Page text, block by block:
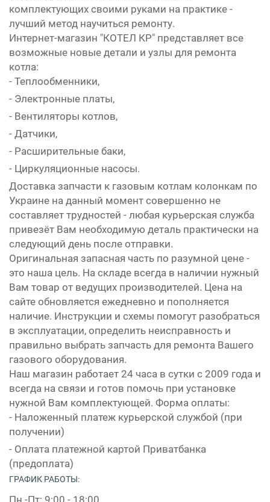
комплектующих своими руками на практике -
лучший метод научиться ремонту.
Интернет-магазин "КОТЕЛ КР" представляет все
возможные новые детали и узлы для ремонта
котла:
- Теплообменники,
- Электронные платы,
- Вентиляторы котлов,
- Датчики,
- Расширительные баки,
- Циркуляционные насосы.
Доставка запчасти к газовым котлам колонкам по
Украине на данный момент совершенно не
составляет трудностей - любая курьерская служба
привезёт Вам необходимую деталь практически на
следующий день после отправки.
Оригинальная запасная часть по разумной цене -
это наша цель. На складе всегда в наличии нужный
Вам товар от ведущих производителей. Цена на
сайте обновляется ежедневно и пополняется
наличие. Инструкции и схемы помогут разобраться
в эксплуатации, определить неисправность и
правильно выбрать запчасть для ремонта Вашего
газового оборудования.
Наш магазин работает 24 часа в сутки с 2009 года и
всегда на связи и готов помочь при установке
нужной Вам комплектующей. Форма оплаты:
- Наложенный платеж курьерской службой (при
получении)
- Оплата платежной картой Приватбанка
(предоплата)
ГРАФИК РАБОТЫ:
Пн.-Пт: 9:00 - 18:00